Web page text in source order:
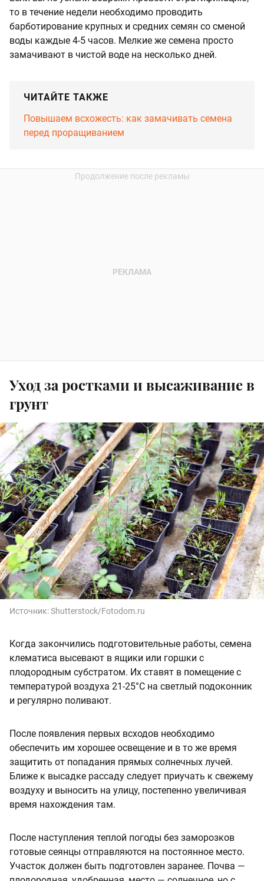
то в течение недели необходимо проводить
барботирование крупных и средних семян со сменой
воды каждые 4-5 часов. Мелкие же семена просто
замачивают в чистой воде на несколько дней.
ЧИТАЙТЕ ТАКЖЕ
Повышаем всхожесть: как замачивать семена
перед проращиванием
Уход за ростками и высаживание в
грунт
Источник:Shutterstock/Fotodom.ru
Когда закончились подготовительные работы, семена
клематиса высевают в ящики или горшки с
плодородным субстратом. Их ставят в помещение с
температурой воздуха 21-25°С на светлый подоконник
и регулярно поливают.
После появления первых всходов необходимо
обеспечить им хорошее освещение и в то же время
защитить от попадания прямых солнечных лучей.
Ближе к высадке рассаду следует приучать к свежему
воздуху и выносить на улицу, постепенно увеличивая
время нахождения там.
После наступления теплой погоды без заморозков
готовые сеянцы отправляются на постоянное место.
Участок должен быть подготовлен заранее. Почва —